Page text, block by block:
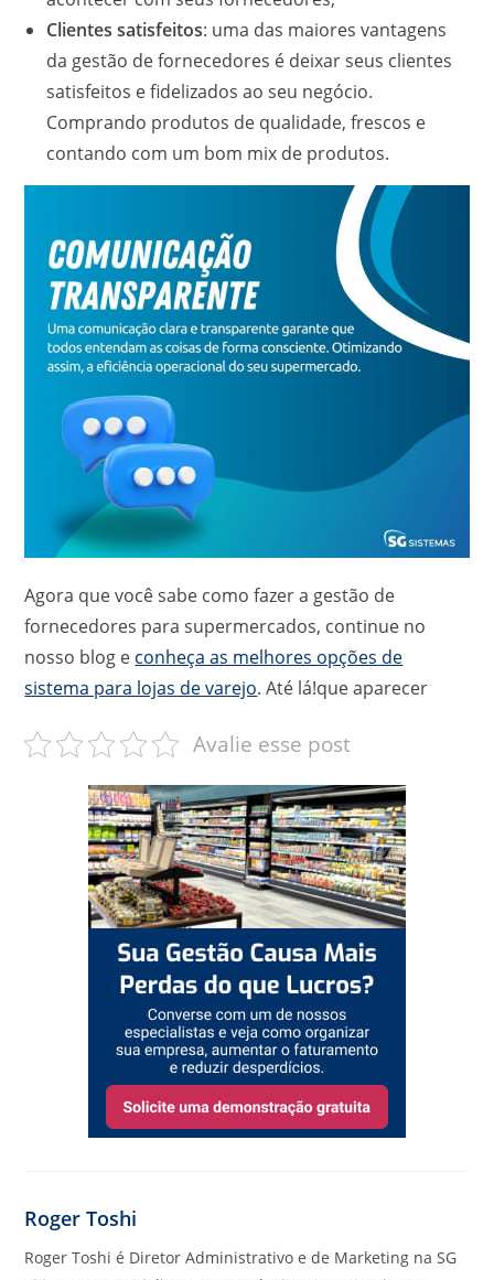
Clientes satisfeitos: uma das maiores vantagens
da gestão de fornecedores é deixar seus clientes
satisfeitos e fidelizados ao seu negócio.
Comprando produtos de qualidade, frescos e
contando com um bom mix de produtos.
Agora que você sabe como fazer a gestão de
fornecedores para supermercados, continue no
nosso blog e conheça as melhores opções de
sistema para lojas de varejo. Até lá!que aparecer
Avalie esse post
Roger Toshi
Roger Toshi é Diretor Administrativo e de Marketing na SG